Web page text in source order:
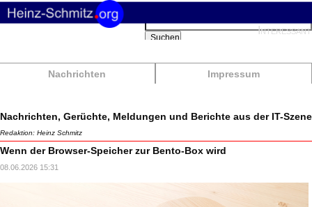
Nachrichten Impressum
Suchbegriffe
Suchen
Nachrichten, Gerüchte, Meldungen und Berichte aus der IT-Szene
Redaktion: Heinz Schmitz
Wenn der Browser-Speicher zur Bento-Box wird
08.06.2026 15:31